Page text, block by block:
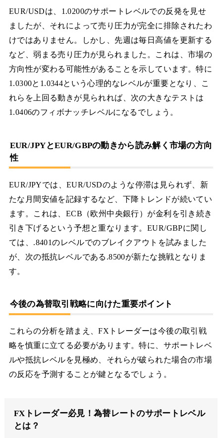
EUR/USDは、1.0200のサポートレベルでの反発を見せ
ましたが、それによって売り圧力が完全に排除されたわ
けではありません。しかし、先週は毎日高値を更新する
など、弱まる売り圧力が見られました。これは、市場の
方向性が変わる可能性があることを示しています。特に
1.0300と1.0344という心理的なレベルが重要となり、こ
れらを上回る動きが見られれば、次の大きなテストは
1.0406のフィボナッチレベルになるでしょう。
EUR/JPYとEUR/GBPの動きから読み解く市場の方向
性
EUR/JPYでは、EUR/USDのような停滞は見られず、新
たな月間安値を記録するなど、下降トレンドが続いてい
ます。これは、ECB（欧州中央銀行）が金利を引き続き
引き下げるという予想と重なります。EUR/GBPに関し
ては、.8401のレベルでのブレイクアウトを試みました
が、次の抵抗レベルである.8500が新たな挑戦となりま
す。
今後の為替取引戦略に向けた重要ポイント
これらの分析を踏まえ、FXトレーダーは今後の取引戦
略を慎重に立てる必要があります。特に、サポートレベ
ルや抵抗レベルを見極め、それらが破られた場合の市場
の反応を予測することが鍵となるでしょう。
FXトレーダー必見！為替レートのサポートレベル
とは？